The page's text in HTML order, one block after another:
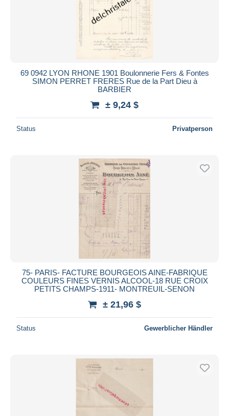
69 0942 LYON RHONE 1901 Boulonnerie Fers & Fontes
SIMON PERRET FRERES Rue de la Part Dieu à
BARBIER
± 9,24 $
Status Privatperson
75- PARIS- FACTURE BOURGEOIS AINE-FABRIQUE
COULEURS FINES VERNIS ALCOOL-18 RUE CROIX
PETITS CHAMPS-1911- MONTREUIL-SENON
± 21,96 $
Status Gewerblicher Händler